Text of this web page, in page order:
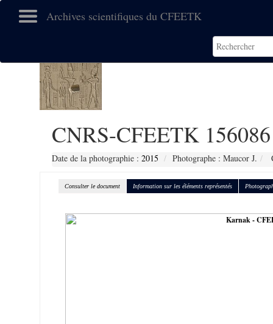
Archives scientifiques du CFEETK
CNRS-CFEETK 156086
Date de la photographie : 2015 Photographe : Maucor J.
Consulter le document Information sur les éléments représentés